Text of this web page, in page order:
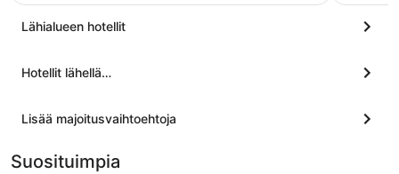
Lähialueen hotellit
Hotellit lähellä…
Lisää majoitusvaihtoehtoja
Suosituimpia